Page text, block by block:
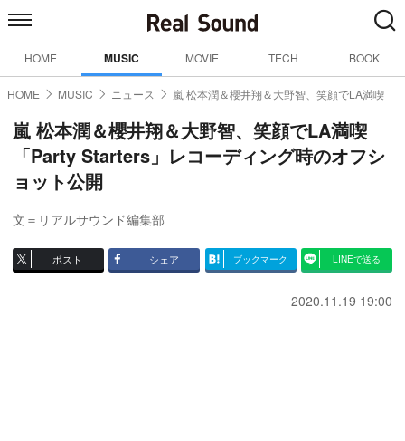
HOME MUSIC MOVIE TECH BOOK
HOME MUSIC ニュース 嵐 松本潤＆櫻井翔＆大野智、笑顔でLA満喫
嵐 松本潤＆櫻井翔＆大野智、笑顔でLA満喫
「Party Starters」レコーディング時のオフシ
ョット公開
文＝リアルサウンド編集部
ポスト シェア ブックマーク LINEで送る
2020.11.19 19:00